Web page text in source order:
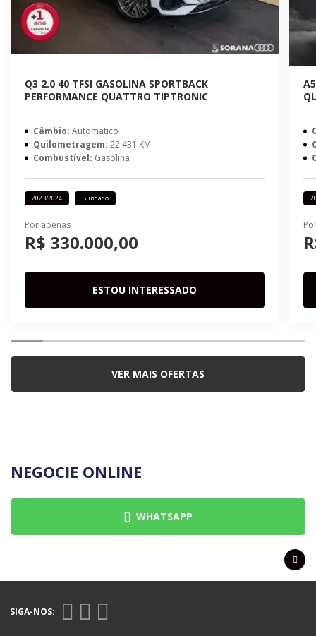
Q3 2.0 40 TFSI GASOLINA SPORTBACK
PERFORMANCE QUATTRO TIPTRONIC
Câmbio: Automatico
Quilometragem: 22.431 KM
Combustível: Gasolina
2023/2024 Blindado
Por apenas
R$ 330.000,00
ESTOU INTERESSADO
VER MAIS OFERTAS
NEGOCIE ONLINE
WHATSAPP
SIGA-NOS: